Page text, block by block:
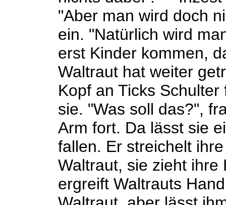
"Aber man wird doch
ein. "Natürlich wird
erst Kinder kommen,
Waltraut hat weiter
Kopf an Ticks
sie. "Was soll das?",
Arm fort. Da lässt sie
fallen. Er streichelt
Waltraut, sie zieht ihre
ergreift Waltrauts